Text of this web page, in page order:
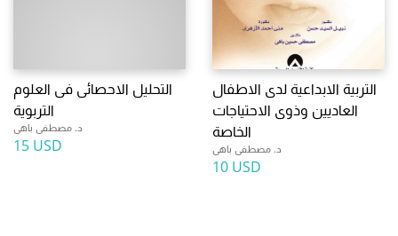
التحليل الاحصائى فى العلوم
التربوية
د. مصطفى باهى
15 USD
التربية الابداعية لدى الاطفال
العاديين وذوى الاحتياجات
الخاصة
د. مصطفى باهى
10 USD